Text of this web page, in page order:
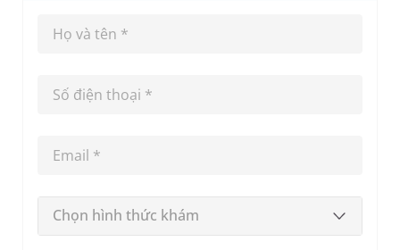
Chọn hình thức khám